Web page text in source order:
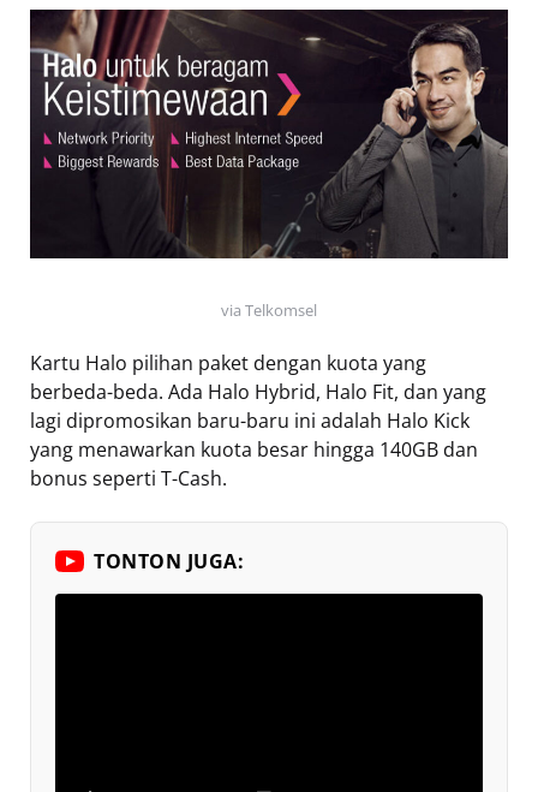
via Telkomsel
Kartu Halo pilihan paket dengan kuota yang
berbeda-beda. Ada Halo Hybrid, Halo Fit, dan yang
lagi dipromosikan baru-baru ini adalah Halo Kick
yang menawarkan kuota besar hingga 140GB dan
bonus seperti T-Cash.
TONTON JUGA: